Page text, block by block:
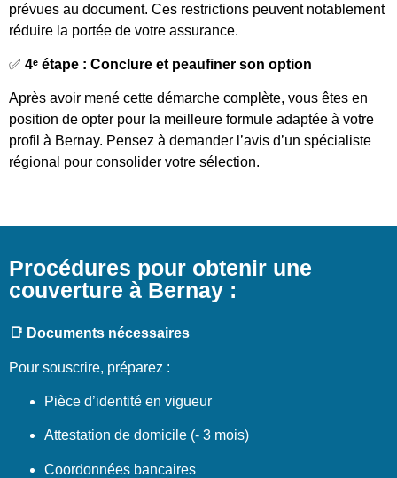
prévues au document. Ces restrictions peuvent notablement
réduire la portée de votre assurance.
✅ 4ᵉ étape : Conclure et peaufiner son option
Après avoir mené cette démarche complète, vous êtes en
position de opter pour la meilleure formule adaptée à votre
profil à Bernay. Pensez à demander l’avis d’un spécialiste
régional pour consolider votre sélection.
Procédures pour obtenir une
couverture à Bernay :
📑 Documents nécessaires
Pour souscrire, préparez :
Pièce d’identité en vigueur
Attestation de domicile (- 3 mois)
Coordonnées bancaires